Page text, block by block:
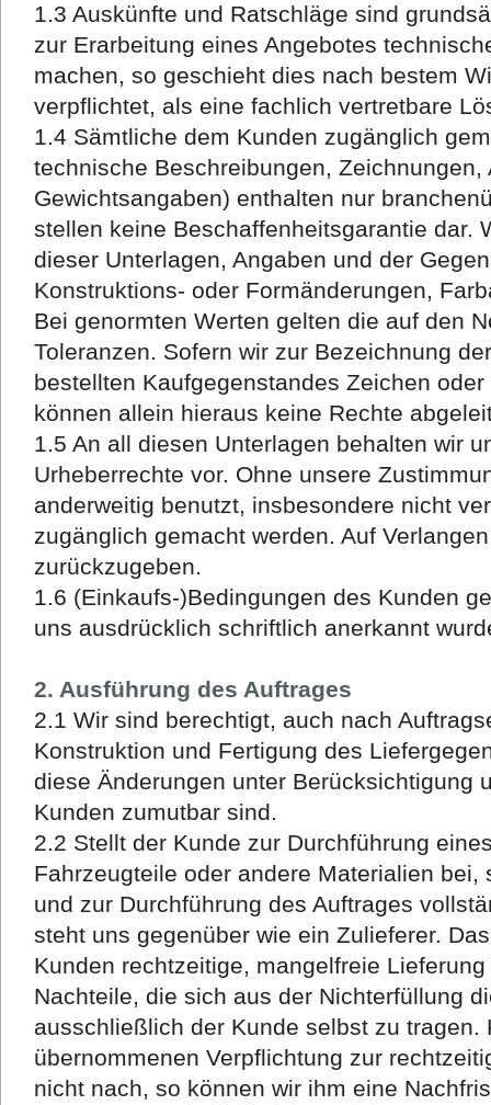
1.3 Auskünfte und Ratschläge sind
zur Erarbeitung eines Angebotes
machen, so geschieht dies nach bestem
verpflichtet, als eine fachlich vertretbare
1.4 Sämtliche dem Kunden zugänglich
technische Beschreibungen,
Gewichtsangaben) enthalten nur
stellen keine Beschaffenheitsgarantie dar.
dieser Unterlagen, Angaben und der
Konstruktions- oder Formänderungen,
Bei genormten Werten gelten die auf den
Toleranzen. Sofern wir zur Bezeichnung
bestellten Kaufgegenstandes Zeichen
können allein hieraus keine Rechte
1.5 An all diesen Unterlagen behalten wir
Urheberrechte vor. Ohne unsere
anderweitig benutzt, insbesondere nicht
zugänglich gemacht werden. Auf
zurückzugeben.
1.6 (Einkaufs-)Bedingungen des Kunden
uns ausdrücklich schriftlich anerkannt
2. Ausführung des Auftrages
2.1 Wir sind berechtigt, auch nach
Konstruktion und Fertigung des
diese Änderungen unter Berücksichtigung
Kunden zumutbar sind.
2.2 Stellt der Kunde zur Durchführung
Fahrzeugteile oder andere Materialien
und zur Durchführung des Auftrages
steht uns gegenüber wie ein Zulieferer.
Kunden rechtzeitige, mangelfreie
Nachteile, die sich aus der Nichterfüllung
ausschließlich der Kunde selbst zu tragen.
übernommenen Verpflichtung zur
nicht nach, so können wir ihm eine